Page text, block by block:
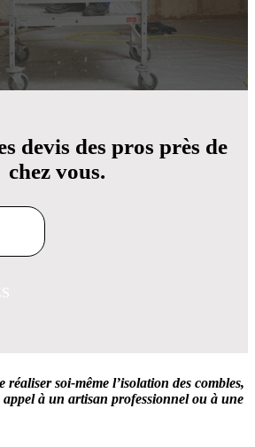
devis des pros près de
chez vous.
réaliser soi-même l’isolation des combles,
à un artisan professionnel ou à une